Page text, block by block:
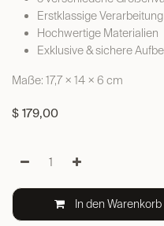
Erstklassige Verarbeitung
Hochwertige Materialien
Exklusive & sichere
Maße: 17,7 × 14 × 6 cm
$ 179,00
In den Warenkorb